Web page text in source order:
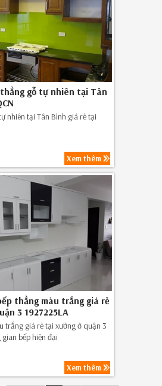
gỗ tự nhiên tại Tân
nhiên tại Tân Bình giá rẻ tại
Xem thêm
thẳng màu trắng giá rẻ
3 1927225LA
trắng giá rẻ tại xưởng ở quận 3
bếp hiện đại
Xem thêm